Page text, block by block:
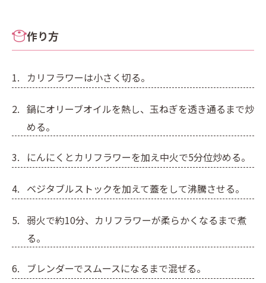
作り方
カリフラワーは小さく切る。
鍋にオリーブオイルを熱し、玉ねぎを透き通るまで炒
める。
にんにくとカリフラワーを加え中火で5分位炒める。
ベジタブルストックを加えて蓋をして沸騰させる。
弱火で約10分、カリフラワーが柔らかくなるまで煮
る。
ブレンダーでスムースになるまで混ぜる。